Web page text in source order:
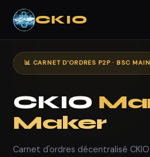
CKIO
📊 CARNET D'ORDRES P2P · BSC
CKIO
Maker
Carnet d'ordres décentralisé